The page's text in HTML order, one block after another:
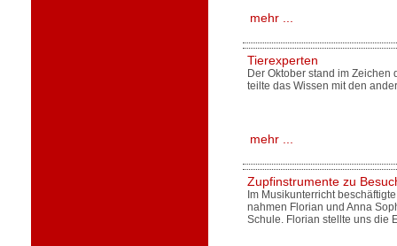
mehr ...
Tierexperten
Der Oktober stand im
teilte das Wissen mit den
mehr ...
Zupfinstrumente zu
Im Musikunterricht
nahmen Florian und Anna
Schule. Florian stellte uns die